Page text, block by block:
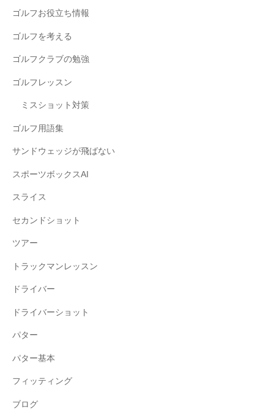
ゴルフお役立ち情報
ゴルフを考える
ゴルフクラブの勉強
ゴルフレッスン
ミスショット対策
ゴルフ用語集
サンドウェッジが飛ばない
スポーツボックスAI
スライス
セカンドショット
ツアー
トラックマンレッスン
ドライバー
ドライバーショット
パター
パター基本
フィッティング
ブログ